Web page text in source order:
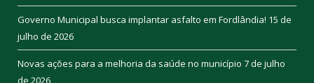
Governo Municipal busca implantar asfalto em Fordlândia! 15 de
julho de 2026
Novas ações para a melhoria da saúde no município 7 de julho
de 2026